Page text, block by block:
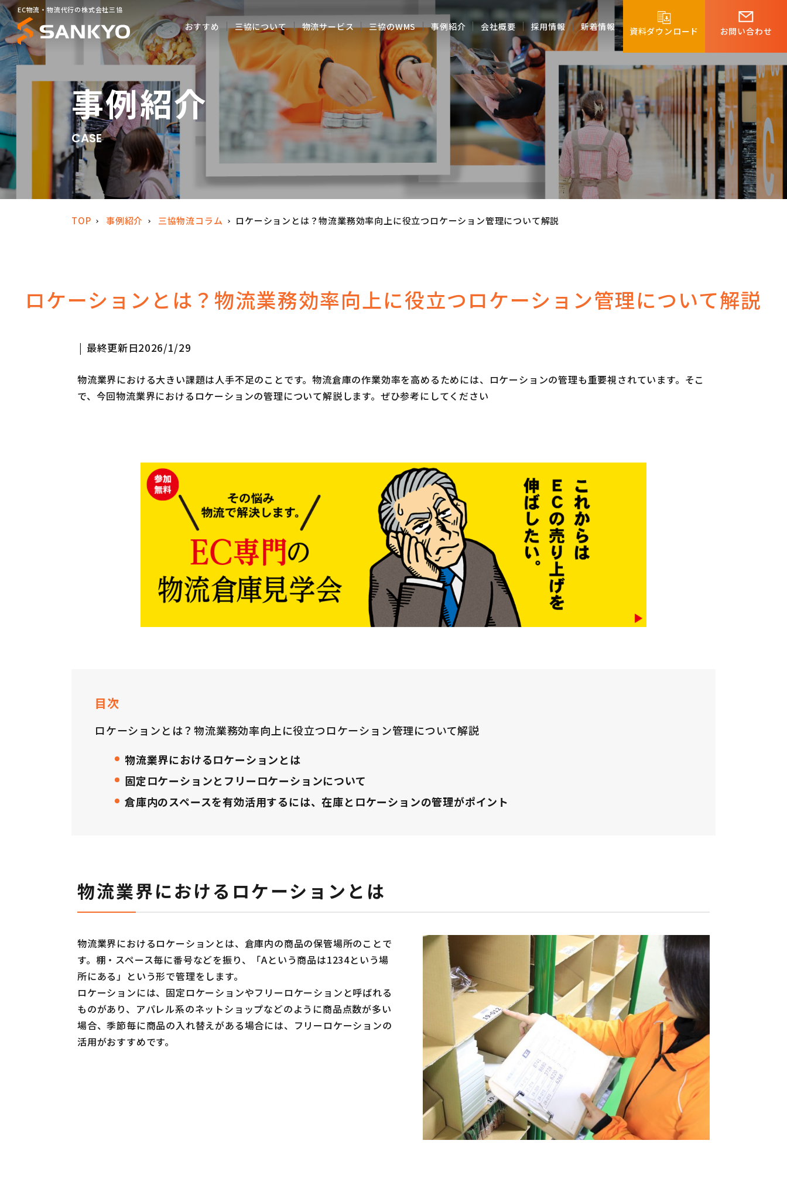
EC物流・物流代行の株式会社三協
おすすめ 三協について 物流サービス 三協のWMS 事例紹介 会社概要 採用情報 新着情報 資料ダウンロード お問い合わせ
事例紹介
CASE
TOP 事例紹介 三協物流コラム ロケーションとは？物流業務効率向上に役立つロケーション管理について解説
ロケーションとは？物流業務効率向上に役立つロケーション管理について解説
最終更新日2026/1/29
物流業界における大きい課題は人手不足のことです。物流倉庫の作業効率を高めるためには、ロケーションの管理も重要視されています。そこ
で、今回物流業界におけるロケーションの管理について解説します。ぜひ参考にしてください
目次
ロケーションとは？物流業務効率向上に役立つロケーション管理について解説
物流業界におけるロケーションとは
固定ロケーションとフリーロケーションについて
倉庫内のスペースを有効活用するには、在庫とロケーションの管理がポイント
物流業界におけるロケーションとは
物流業界におけるロケーションとは、倉庫内の商品の保管場所のことで
す。棚・スペース毎に番号などを振り、「Aという商品は1234という場
所にある」という形で管理をします。
ロケーションには、固定ロケーションやフリーロケーションと呼ばれる
ものがあり、アパレル系のネットショップなどのように商品点数が多い
場合、季節毎に商品の入れ替えがある場合には、フリーロケーションの
活用がおすすめです。